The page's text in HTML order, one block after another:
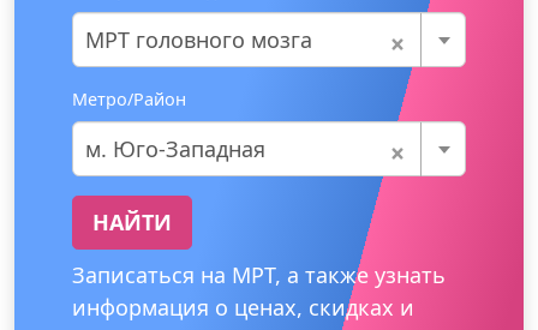
×
МРТ головного мозга
Метро/Район
×
м. Юго-Западная
НАЙТИ
Записаться на МРТ, а также узнать
информация о ценах, скидках и